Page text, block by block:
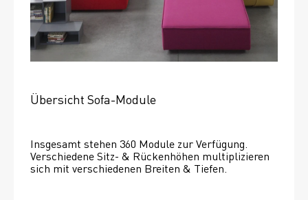
Übersicht Sofa-Module
Insgesamt stehen 360 Module zur Verfügung.
Verschiedene Sitz- & Rückenhöhen multiplizieren
sich mit verschiedenen Breiten & Tiefen.